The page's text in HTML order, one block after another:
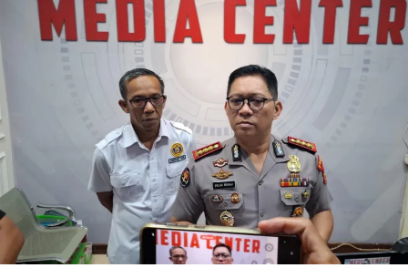
dalam pengadaan tanah pembangunan akses jalan
menuju Pelabuhan Ujung Jabung pada Dinas Pekerjaan
Umum dan Penataan Ruang (PUPR) Provinsi Jambi
Tahun Anggaran 2019–2023.
‎Kedua tersangka didakwa melanggar ketentuan tindak
pidana korupsi sebagaimana diatur dalam Undang-
Undang Pemberantasan Tindak Pidana Korupsi, dengan
ancaman pasal primair maupun subsidiair sesuai hasil
penyidikan.
‎Kata Noly, setelah Tahap II Jaksa Penuntut Umum